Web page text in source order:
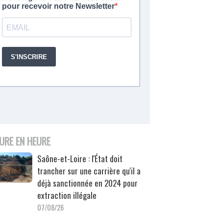
EN HEURE
Saône-et-Loire : l'État doit
trancher sur une carrière qu'il a
déjà sanctionnée en 2024 pour
extraction illégale
07/08/26